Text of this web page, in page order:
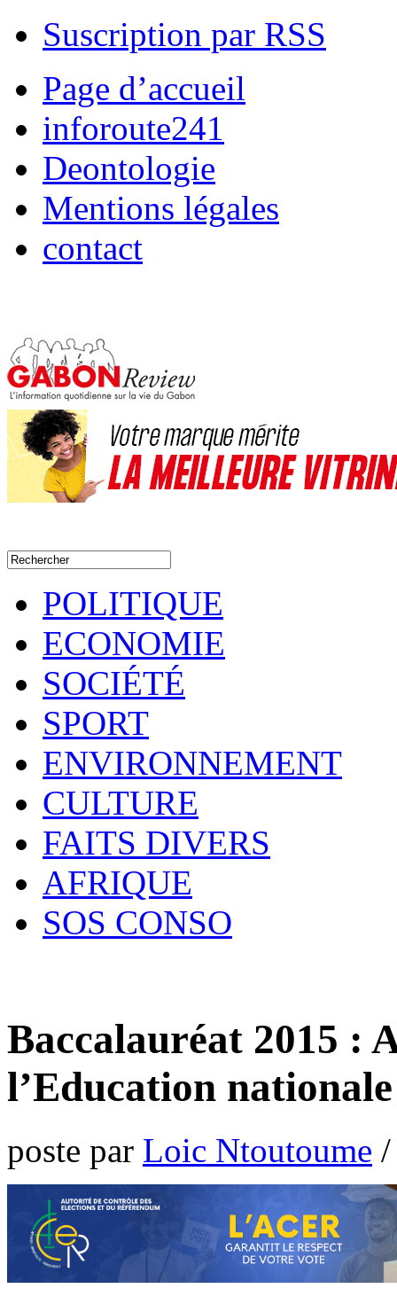
Suscription par RSS
Page d’accueil
inforoute241
Deontologie
Mentions légales
contact
POLITIQUE
ECONOMIE
SOCIÉTÉ
SPORT
ENVIRONNEMENT
CULTURE
FAITS DIVERS
AFRIQUE
SOS CONSO
Baccalauréat 2015 :
l’Education
poste par Loic Ntoutoume